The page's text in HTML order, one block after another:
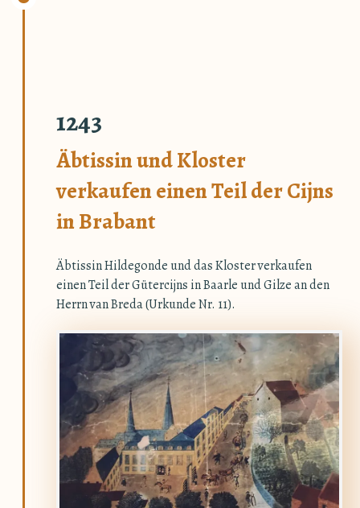
1243
Äbtissin und Kloster
verkaufen einen Teil der Cijns
in Brabant
Äbtissin Hildegonde und das Kloster verkaufen
einen Teil der Gütercijns in Baarle und Gilze an den
Herrn van Breda (Urkunde Nr. 11).